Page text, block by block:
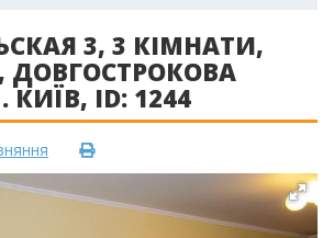
3, 3 КІМНАТИ,
ДОВГОСТРОКОВА
ID: 1244